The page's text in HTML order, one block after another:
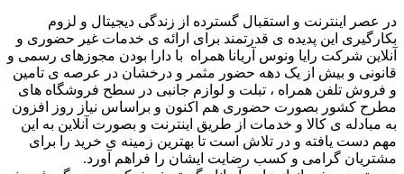
در عصر اینترنت و استقبال گسترده از زندگی دیجیتال و لزوم
بکارگیری این پدیده ی قدرتمند برای ارائه ی خدمات غیر حضوری و
آنلاین شرکت رایا ونوس آریانا همراه با دارا بودن مجوزهای رسمی و
قانونی و بیش از یک دهه حضور مثمر و درخشان در عرصه ی تامین
و فروش تلفن همراه ، تبلت و لوازم جانبی در سطح فروشگاه های
مطرح کشور بصورت حضوری هم اکنون و براساس نیاز روز افزون
به مبادله ی کالا و خدمات از طریق اینترنت و بصورت آنلاین به این
مهم دست یافته و در تلاش است تا بهترین زمینه ی خرید را برای
مشتریان گرامی و کسب رضایت ایشان را فراهم آورد.